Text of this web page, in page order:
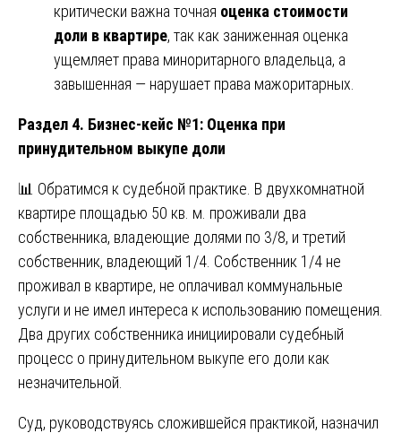
критически важна точная оценка стоимости
доли в квартире, так как заниженная оценка
ущемляет права миноритарного владельца, а
завышенная — нарушает права мажоритарных.
Раздел 4. Бизнес-кейс №1: Оценка при
принудительном выкупе доли
📊 Обратимся к судебной практике. В двухкомнатной
квартире площадью 50 кв. м. проживали два
собственника, владеющие долями по 3/8, и третий
собственник, владеющий 1/4. Собственник 1/4 не
проживал в квартире, не оплачивал коммунальные
услуги и не имел интереса к использованию помещения.
Два других собственника инициировали судебный
процесс о принудительном выкупе его доли как
незначительной.
Суд, руководствуясь сложившейся практикой, назначил